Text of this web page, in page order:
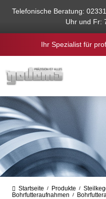
springen
Telefonische Beratung:
Uhr und Fr:
Ihr Spezialist für
Startseite / Produkte /
Bohrfutteraufnahmen /